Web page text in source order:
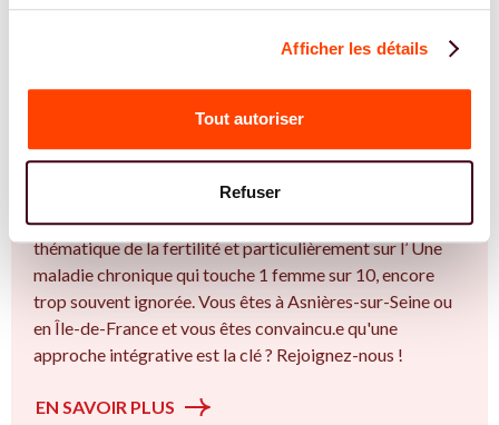
Afficher les détails
Tout autoriser
Refuser
REJOIGNEZ NOS EXPERT.E.S
Vous êtes Sage Femme expert.e.s en
endométriose ?
Vous êtes Sage Femme spécialiste dans dans
l'accompagnement des femmes et des couples sur la
thématique de la fertilité et particulièrement sur l’ Une
maladie chronique qui touche 1 femme sur 10, encore
trop souvent ignorée. Vous êtes à Asnières-sur-Seine ou
en Île-de-France et vous êtes convaincu.e qu'une
approche intégrative est la clé ? Rejoignez-nous !
EN SAVOIR PLUS